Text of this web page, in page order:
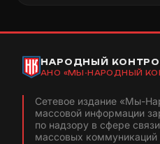
НАРОДНЫЙ
АНО «МЫ-НАРОДНЫЙ
Сетевое издание «Мы-
массовой информации
по надзору в сфере
массовых коммуникаций